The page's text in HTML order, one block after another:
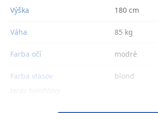
Výška 180 cm
Váha 85 kg
Farba očí modré
Farba vlasov
blond